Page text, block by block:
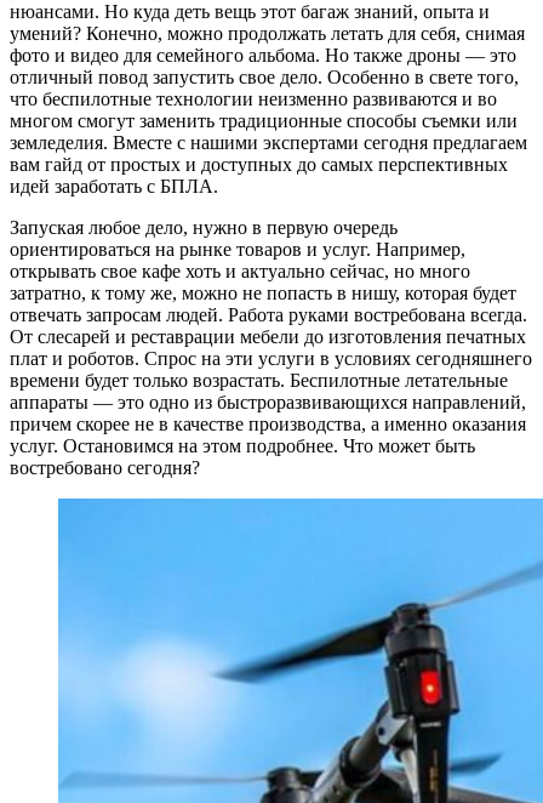
нюансами. Но куда деть вещь этот багаж знаний, опыта и
умений? Конечно, можно продолжать летать для себя, снимая
фото и видео для семейного альбома. Но также дроны — это
отличный повод запустить свое дело. Особенно в свете того,
что беспилотные технологии неизменно развиваются и во
многом смогут заменить традиционные способы съемки или
земледелия. Вместе с нашими экспертами сегодня предлагаем
вам гайд от простых и доступных до самых перспективных
идей заработать с БПЛА.
Запуская любое дело, нужно в первую очередь
ориентироваться на рынке товаров и услуг. Например,
открывать свое кафе хоть и актуально сейчас, но много
затратно, к тому же, можно не попасть в нишу, которая будет
отвечать запросам людей. Работа руками востребована всегда.
От слесарей и реставрации мебели до изготовления печатных
плат и роботов. Спрос на эти услуги в условиях сегодняшнего
времени будет только возрастать. Беспилотные летательные
аппараты — это одно из быстроразвивающихся направлений,
причем скорее не в качестве производства, а именно оказания
услуг. Остановимся на этом подробнее. Что может быть
востребовано сегодня?